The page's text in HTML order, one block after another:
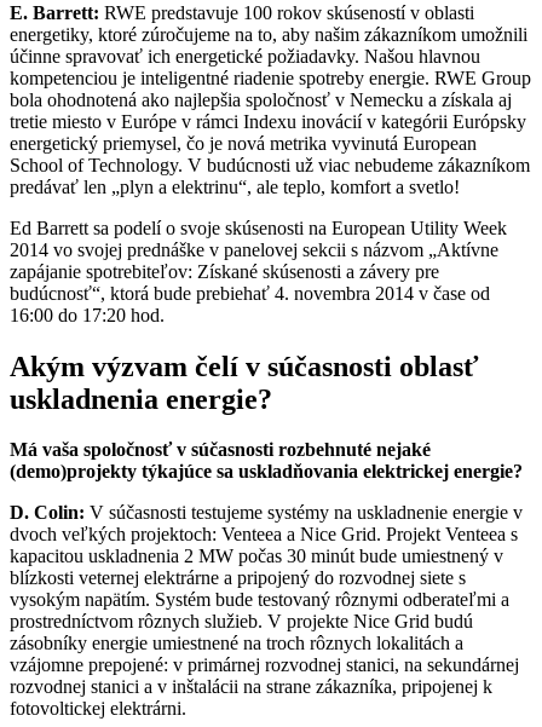
E. Barrett: RWE predstavuje 100 rokov skúseností v oblasti
energetiky, ktoré zúročujeme na to, aby našim zákazníkom umožnili
účinne spravovať ich energetické požiadavky. Našou hlavnou
kompetenciou je inteligentné riadenie spotreby energie. RWE Group
bola ohodnotená ako najlepšia spoločnosť v Nemecku a získala aj
tretie miesto v Európe v rámci Indexu inovácií v kategórii Európsky
energetický priemysel, čo je nová metrika vyvinutá European
School of Technology. V budúcnosti už viac nebudeme zákazníkom
predávať len „plyn a elektrinu“, ale teplo, komfort a svetlo!
Ed Barrett sa podelí o svoje skúsenosti na European Utility Week
2014 vo svojej prednáške v panelovej sekcii s názvom „Aktívne
zapájanie spotrebiteľov: Získané skúsenosti a závery pre
budúcnosť“, ktorá bude prebiehať 4. novembra 2014 v čase od
16:00 do 17:20 hod.
Akým výzvam čelí v súčasnosti oblasť
uskladnenia energie?
Má vaša spoločnosť v súčasnosti rozbehnuté nejaké
(demo)projekty týkajúce sa uskladňovania elektrickej energie?
D. Colin: V súčasnosti testujeme systémy na uskladnenie energie v
dvoch veľkých projektoch: Venteea a Nice Grid. Projekt Venteea s
kapacitou uskladnenia 2 MW počas 30 minút bude umiestnený v
blízkosti veternej elektrárne a pripojený do rozvodnej siete s
vysokým napätím. Systém bude testovaný rôznymi odberateľmi a
prostredníctvom rôznych služieb. V projekte Nice Grid budú
zásobníky energie umiestnené na troch rôznych lokalitách a
vzájomne prepojené: v primárnej rozvodnej stanici, na sekundárnej
rozvodnej stanici a v inštalácii na strane zákazníka, pripojenej k
fotovoltickej elektrárni.